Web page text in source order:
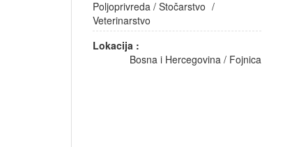
Poljoprivreda / Stočarstvo /
Veterinarstvo
Lokacija :
Bosna i Hercegovina/ Fojnica